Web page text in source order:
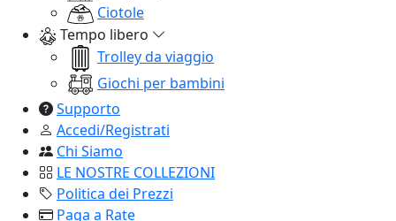
Ciotole
Tempo libero
Trolley da viaggio
Giochi per bambini
Supporto
Accedi/Registrati
Chi Siamo
LE NOSTRE COLLEZIONI
Politica dei Prezzi
Paga a Rate